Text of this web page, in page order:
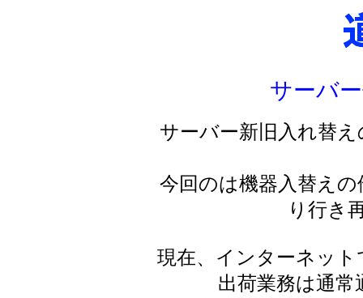
サーバ
サーバー新旧入れ替
今回のは機器入替え
り行き
現在、インターネッ
出荷業務は通